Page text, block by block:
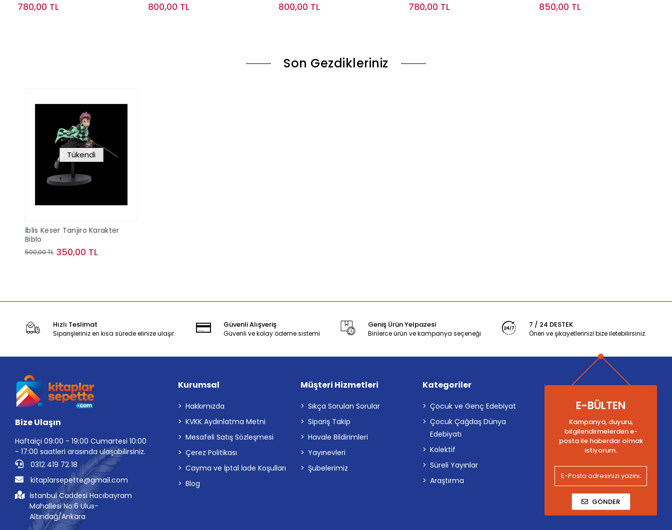
780,00 TL 800,00 TL 800,00 TL 780,00 TL 850,00 TL
Son Gezdikleriniz
Tükendi
İblis Keser Tanjiro Karakter
Biblo
500,00 TL 350,00 TL
Hızlı Teslimat
Siparişleriniz en kısa sürede elinize ulaşır.
Güvenli Alışveriş
Güvenli ve kolay ödeme sistemi
Geniş Ürün Yelpazesi
Binlerce ürün ve kampanya seçeneği
7 / 24 DESTEK
Öneri ve şikayetlerinizi bize iletebilirsiniz.
Bize Ulaşın
Haftaiçi 09:00 - 19:00 Cumartesi 10:00
- 17:00 saatleri arasında ulaşabilirsiniz.
0312 419 72 18
kitaplarsepette@gmail.com
İstanbul Caddesi Hacıbayram
Mahallesi No:6 Ulus-
Altındağ/Ankara
Kurumsal
Hakkımızda
KVKK Aydınlatma Metni
Mesafeli Satış Sözleşmesi
Çerez Politikası
Cayma ve İptal İade Koşulları
Blog
Müşteri Hizmetleri
Sıkça Sorulan Sorular
Sipariş Takip
Havale Bildirimleri
Yayınevleri
Şubelerimiz
Kategoriler
Çocuk ve Genç Edebiyat
Çocuk Çağdaş Dünya
Edebiyatı
Kolektif
Süreli Yayınlar
Araştırma
E-BÜLTEN
Kampanya, duyuru,
bilgilendirmelerden e-
posta ile haberdar olmak
istiyorum.
GÖNDER